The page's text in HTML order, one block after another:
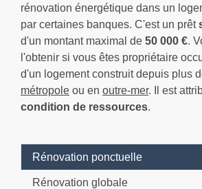
rénovation énergétique dans un
par certaines banques. C'est un prêt
d'un montant maximal de 50 000 €.
l'obtenir si vous êtes propriétaire
d'un logement construit depuis plus
métropole ou en outre-mer. Il est
condition de ressources.
Rénovation ponctuelle
Rénovation globale